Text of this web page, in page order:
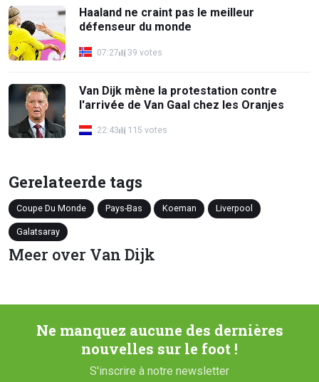
Haaland ne craint pas le meilleur
défenseur du monde
07:27 39 votes
Van Dijk mène la protestation contre
l'arrivée de Van Gaal chez les Oranjes
22:43 115 votes
Gerelateerde tags
Coupe Du Monde Pays-Bas Koeman Liverpool
Galatsaray
Meer over Van Dijk
Ne manquez aucune des dernières
nouvelles sur le foot !
S'inscrire à notre newsletter